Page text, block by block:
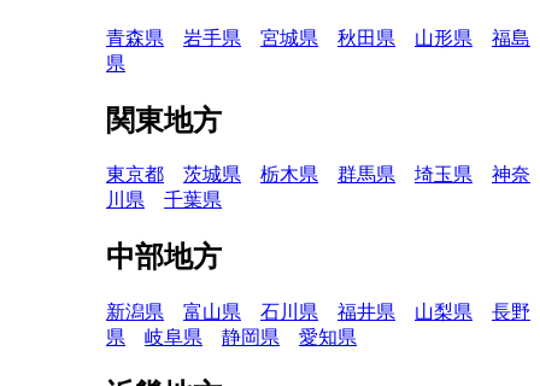
青森県 岩手県 宮城県 秋田県 山形県
福島
県
関東地方
東京都 茨城県 栃木県 群馬県 埼玉県
神奈
川県
千葉県
中部地方
新潟県 富山県 石川県 福井県 山梨県
長野
県
岐阜県 静岡県 愛知県